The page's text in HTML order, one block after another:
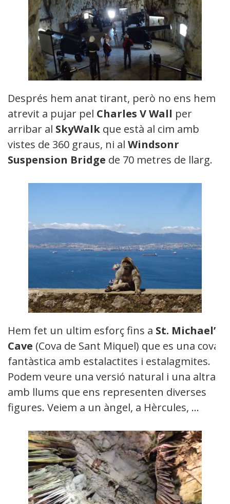
Després hem anat tirant, però no ens hem
atrevit a pujar pel Charles V Wall per
arribar al SkyWalk que està al cim amb
vistes de 360 graus, ni al Windsonr
Suspension Bridge de 70 metres de llarg.
Hem fet un ultim esforç fins a St. Michael’s
Cave (Cova de Sant Miquel) que es una cova
fantàstica amb estalactites i estalagmites.
Podem veure una versió natural i una altra
amb llums que ens representen diverses
figures. Veiem a un àngel, a Hèrcules, …